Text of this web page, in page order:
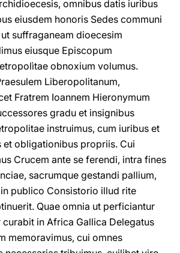
omnibus datis iuribus
eiusdem honoris Sedes communi
suffraganeam dioecesim
eiusque Episcopum
obnoxium volumus.
Liberopolitanum,
Fratrem Ioannem Hieronymum
gradu et insignibus
instruimus, cum iuribus et
obligationibus propriis. Cui
Crucem ante se ferendi, intra fines
sacrumque gestandi pallium,
publico Consistorio illud rite
Quae omnia ut perficiantur
in Africa Gallica Delegatus
memoravimus, cui omnes